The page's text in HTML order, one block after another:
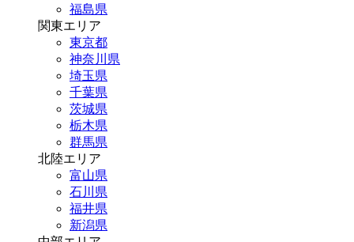
福島県
関東エリア
東京都
神奈川県
埼玉県
千葉県
茨城県
栃木県
群馬県
北陸エリア
富山県
石川県
福井県
新潟県